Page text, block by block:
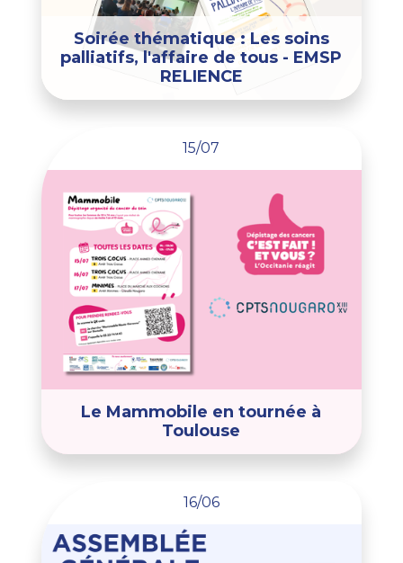
Soirée thématique : Les soins
palliatifs, l'affaire de tous - EMSP
RELIENCE
15/07
Le Mammobile en tournée à
Toulouse
16/06